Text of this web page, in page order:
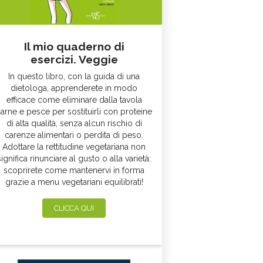
Il mio quaderno di
esercizi. Veggie
In questo libro, con la guida di una
dietologa, apprenderete in modo
efficace come eliminare dalla tavola
e pesce per sostituirli con proteine
di alta qualità, senza alcun rischio di
carenze alimentari o perdita di peso.
Adottare la rettitudine vegetariana non
rinunciare al gusto o alla varietà:
scoprirete come mantenervi in forma
grazie a menu vegetariani equilibrati!
CLICCA QUI